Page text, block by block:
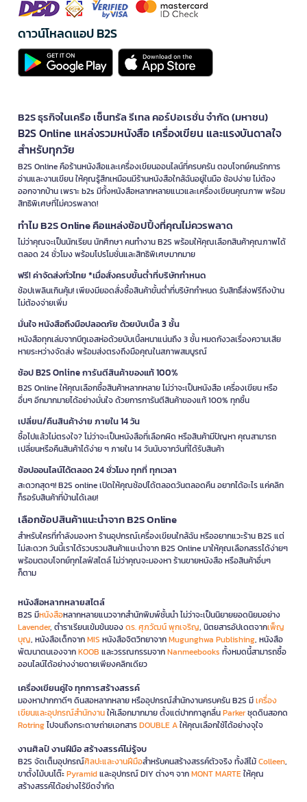
ดาวน์โหลดแอป B2S
B2S ธุรกิจในเครือ เซ็นทรัล รีเทล คอร์ปอเรชั่น จำกัด (มหาชน)
B2S Online แหล่งรวมหนังสือ เครื่องเขียน และแรงบันดาลใจ
สำหรับทุกวัย
B2S Online คือร้านหนังสือและเครื่องเขียนออนไลน์ที่ครบครัน ตอบโจทย์คนรักการ
อ่านและงานเขียน ให้คุณรู้สึกเหมือนมีร้านหนังสือใกล้ฉันอยู่ในมือ ช้อปง่าย ไม่ต้อง
ออกจากบ้าน เพราะ b2s มีทั้งหนังสือหลากหลายแนวและเครื่องเขียนคุณภาพ พร้อม
สิทธิพิเศษที่ไม่ควรพลาด!
ทำไม B2S Online คือแหล่งช้อปปิ้งที่คุณไม่ควรพลาด
ไม่ว่าคุณจะเป็นนักเรียน นักศึกษา คนทำงาน B2S พร้อมให้คุณเลือกสินค้าคุณภาพได้
ตลอด 24 ชั่วโมง พร้อมโปรโมชั่นและสิทธิพิเศษมากมาย
ฟรี! ค่าจัดส่งทั่วไทย *เมื่อสั่งครบขั้นต่ำที่บริษัทกำหนด
ช้อปเพลินเกินคุ้ม! เพียงมียอดสั่งซื้อสินค้าขั้นต่ำที่บริษัทกำหนด รับสิทธิ์ส่งฟรีถึงบ้าน
ไม่ต้องจ่ายเพิ่ม
มั่นใจ หนังสือถึงมือปลอดภัย ด้วยบับเบิ้ล 3 ชั้น
หนังสือทุกเล่มจากบีทูเอสห่อด้วยบับเบิ้ลหนาแน่นถึง 3 ชั้น หมดกังวลเรื่องความเสีย
หายระหว่างจัดส่ง พร้อมส่งตรงถึงมือคุณในสภาพสมบูรณ์
ช้อป B2S Online การันตีสินค้าของแท้ 100%
B2S Online ให้คุณเลือกซื้อสินค้าหลากหลาย ไม่ว่าจะเป็นหนังสือ เครื่องเขียน หรือ
อื่นๆ อีกมากมายได้อย่างมั่นใจ ด้วยการการันตีสินค้าของแท้ 100% ทุกชิ้น
เปลี่ยน/คืนสินค้าง่าย ภายใน 14 วัน
ซื้อไปแล้วไม่ตรงใจ? ไม่ว่าจะเป็นหนังสือที่เลือกผิด หรือสินค้ามีปัญหา คุณสามารถ
เปลี่ยนหรือคืนสินค้าได้ง่าย ๆ ภายใน 14 วันนับจากวันที่ได้รับสินค้า
ช้อปออนไลน์ได้ตลอด 24 ชั่วโมง ทุกที่ ทุกเวลา
สะดวกสุดๆ! B2S online เปิดให้คุณช้อปได้ตลอดวันตลอดคืน อยากได้อะไร แค่คลิก
ก็รอรับสินค้าที่บ้านได้เลย!
เลือกช้อปสินค้าแนะนำจาก B2S Online
สำหรับใครที่กำลังมองหา ร้านอุปกรณ์เครื่องเขียนใกล้ฉัน หรืออยากแวะร้าน B2S แต่
ไม่สะดวก วันนี้เราได้รวบรวมสินค้าแนะนำจาก B2S Online มาให้คุณเลือกสรรได้ง่ายๆ
พร้อมตอบโจทย์ทุกไลฟ์สไตล์ ไม่ว่าคุณจะมองหา ร้านขายหนังสือ หรือสินค้าอื่นๆ
ก็ตาม
หนังสือหลากหลายสไตล์
B2S มีหนังสือหลากหลายแนวจากสำนักพิมพ์ชั้นนำ ไม่ว่าจะเป็นนิยายยอดนิยมอย่าง
Lavender, ตำราเรียนเข้มข้นของดร. ศุภวัฒน์ พุกเจริญ, นิตยสารอัปเดตจากเพ็ญ
บุญ, หนังสือเด็กจากMIS หนังสือจิตวิทยาจากMugunghwa Publishing, หนังสือ
พัฒนาตนเองจากKOOB และวรรณกรรมจากNanmeebooks ทั้งหมดนี้สามารถซื้อ
ออนไลน์ได้อย่างง่ายดายเพียงคลิกเดียว
เครื่องเขียนคู่ใจ ทุกการสร้างสรรค์
มองหาปากกาดีๆ ดินสอหลากหลาย หรืออุปกรณ์สำนักงานครบครัน B2S มีเครื่อง
เขียนและอุปกรณ์สำนักงานให้เลือกมากมาย ตั้งแต่ปากกาลูกลื่นParkerชุดดินสอกด
Rotringไปจนถึงกระดาษถ่ายเอกสารDOUBLE Aให้คุณเลือกใช้ได้อย่างจุใจ
งานศิลป์ งานฝีมือ สร้างสรรค์ไม่รู้จบ
B2S จัดเต็มอุปกรณ์ศิลปะและงานฝีมือสำหรับคนสร้างสรรค์ตัวจริง ทั้งสีไม้Colleen,
ขาตั้งไม้บนโต๊ะPyramidและอุปกรณ์ DIY ต่างๆ จากMONT MARTEให้คุณ
สร้างสรรค์ได้อย่างไร้ขีดจำกัด